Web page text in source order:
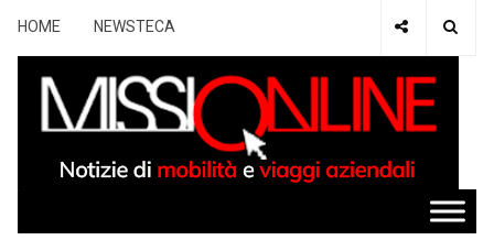
HOME NEWSTECA